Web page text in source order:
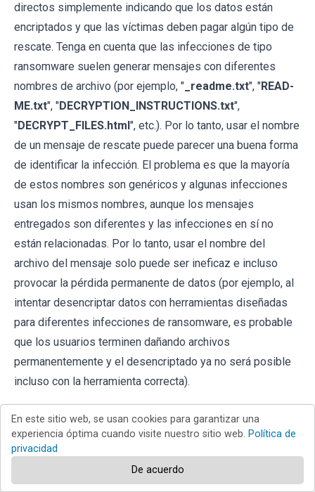
directos simplemente indicando que los datos están
encriptados y que las víctimas deben pagar algún tipo de
rescate. Tenga en cuenta que las infecciones de tipo
ransomware suelen generar mensajes con diferentes
nombres de archivo (por ejemplo, " _readme.txt", "READ-
ME.txt", "DECRYPTION_INSTRUCTIONS.txt",
"DECRYPT_FILES.html ", etc.). Por lo tanto, usar el nombre
de un mensaje de rescate puede parecer una buena forma
de identificar la infección. El problema es que la mayoría
de estos nombres son genéricos y algunas infecciones
usan los mismos nombres, aunque los mensajes
entregados son diferentes y las infecciones en sí no
están relacionadas. Por lo tanto, usar el nombre del
archivo del mensaje solo puede ser ineficaz e incluso
provocar la pérdida permanente de datos (por ejemplo, al
intentar desencriptar datos con herramientas diseñadas
para diferentes infecciones de ransomware, es probable
que los usuarios terminen dañando archivos
permanentemente y el desencriptado ya no será posible
incluso con la herramienta correcta).
Otra forma de identificar una infección de ransomware es
comprobar la extensión del archivo, que se adjunta a cada
archivo encriptado. Las infecciones de ransomware a
menudo se nombran por las extensiones que agregan
En este sitio web, se usan cookies para garantizar una
experiencia óptima cuando visite nuestro sitio web. Política de
privacidad
De acuerdo